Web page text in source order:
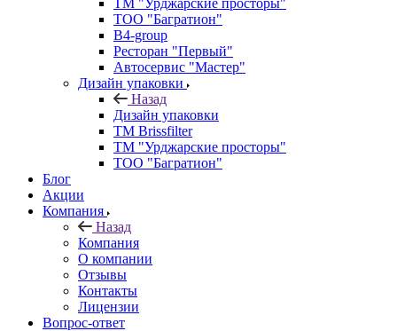
ТОО "Багратион"
B4-group
Ресторан "Первый"
Автосервис "Мастер"
Дизайн упаковки
Назад
Дизайн упаковки
TM Brissfilter
ТМ "Урджарские просторы"
ТОО "Багратион"
Блог
Акции
Компания
Назад
Компания
О компании
Отзывы
Контакты
Лицензии
Вопрос-ответ